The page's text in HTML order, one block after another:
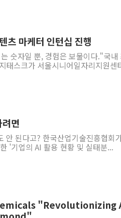
츠 마케터 인턴십 진행
숫자일 뿐, 경험은 보물이다."국내
태스크가 서울시니어일자리지원센
안 된다고? 한국산업기술진흥협회
'기업의 AI 활용 현황 및 실태분...
"Revolutionizing